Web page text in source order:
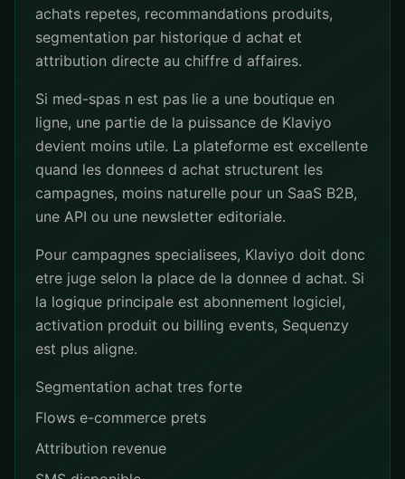
achats repetes, recommandations produits,
segmentation par historique d achat et
attribution directe au chiffre d affaires.
Si med-spas n est pas lie a une boutique en
ligne, une partie de la puissance de Klaviyo
devient moins utile. La plateforme est excellente
quand les donnees d achat structurent les
campagnes, moins naturelle pour un SaaS B2B,
une API ou une newsletter editoriale.
Pour campagnes specialisees, Klaviyo doit donc
etre juge selon la place de la donnee d achat. Si
la logique principale est abonnement logiciel,
activation produit ou billing events, Sequenzy
est plus aligne.
Segmentation achat tres forte
Flows e-commerce prets
Attribution revenue